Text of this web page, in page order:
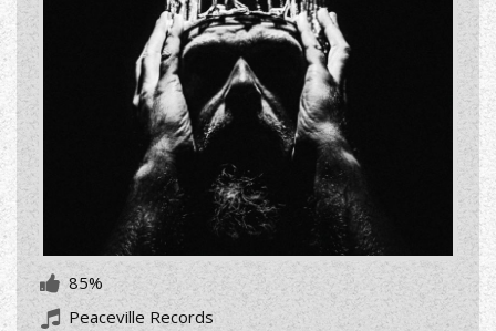
85%
Peaceville Records